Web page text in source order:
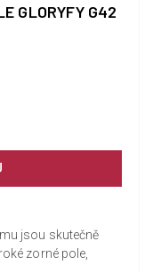
GLORYFY G42
jsou skutečně
zorné pole,